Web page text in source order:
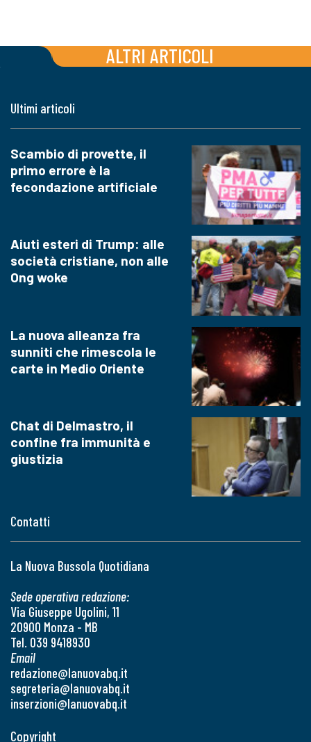
ALTRI ARTICOLI
Contatti
La Nuova Bussola Quotidiana
Sede operativa redazione:
Via Giuseppe Ugolini, 11
20900 Monza - MB
Tel. 039 9418930
Email
redazione@lanuovabq.it
segreteria@lanuovabq.it
inserzioni@lanuovabq.it
Ultimi articoli
Scambio di provette, il
primo errore è la
fecondazione artificiale
Aiuti esteri di Trump: alle
società cristiane, non alle
Ong woke
La nuova alleanza fra
sunniti che rimescola le
carte in Medio Oriente
Chat di Delmastro, il
confine fra immunità e
giustizia
Copyright